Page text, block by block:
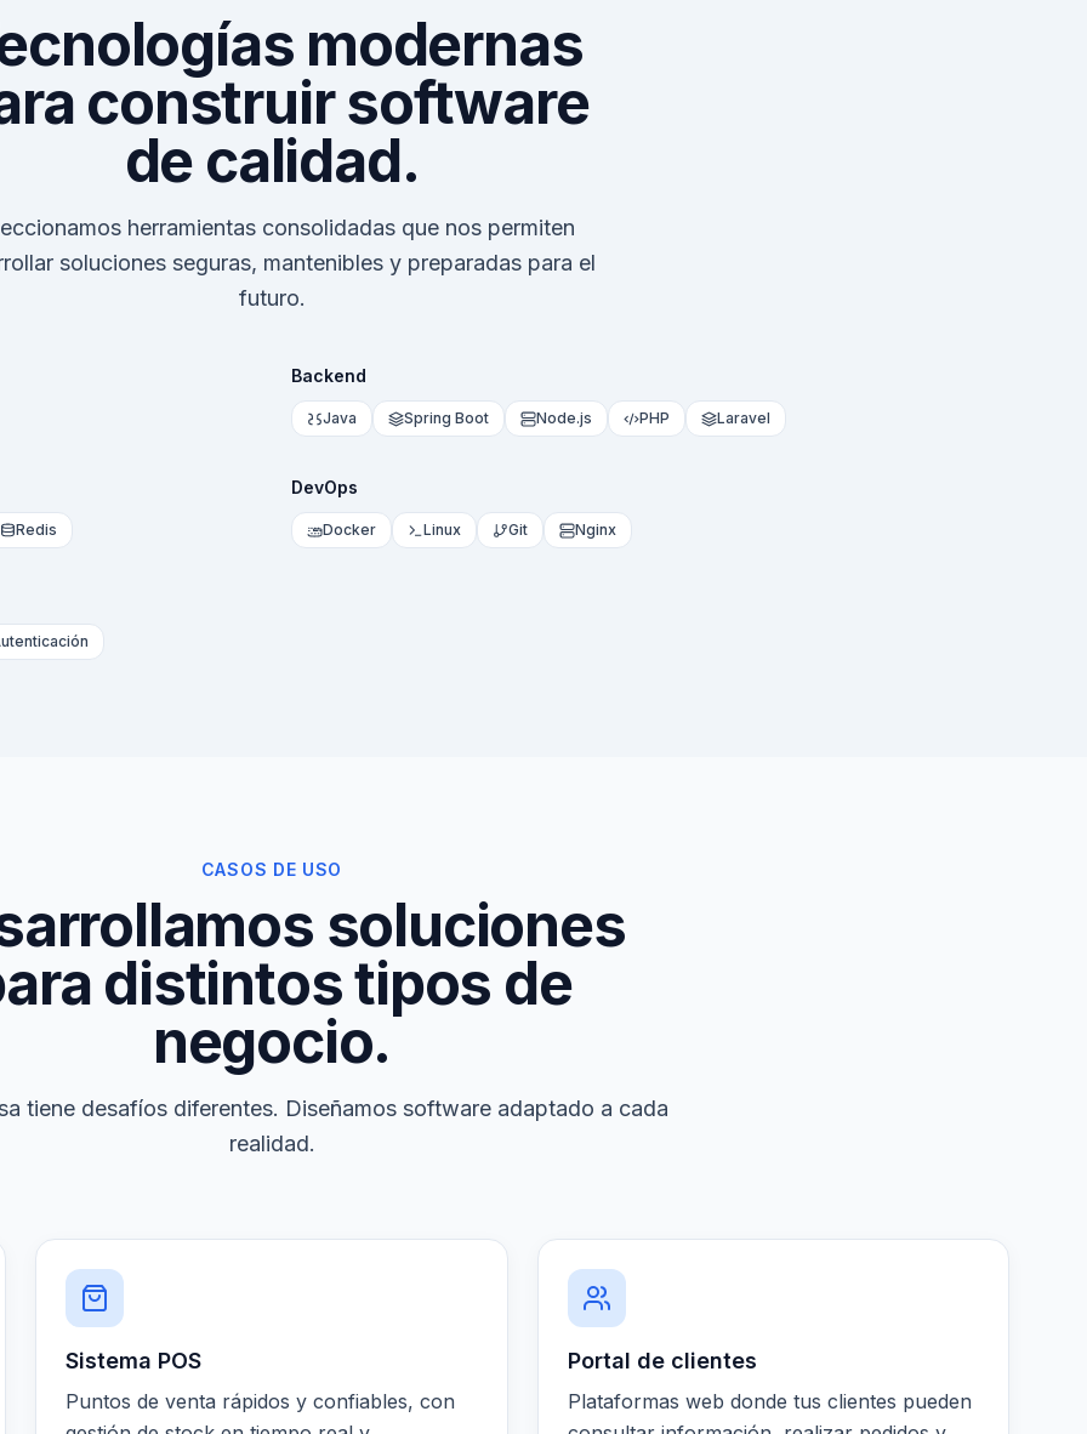
modernas
construir software
de calidad.
herramientas consolidadas que nos permiten
soluciones seguras, mantenibles y preparadas para el
futuro.
Backend
Java Spring Boot Node.js PHP Laravel
Redis
DevOps
Docker Linux Git Nginx
CASOS DE USO
soluciones
distintos tipos de
negocio.
tiene desafíos diferentes. Diseñamos software adaptado a cada
realidad.
Sistema POS
Puntos de venta rápidos y confiables, con
Portal de clientes
Plataformas web donde tus clientes pueden